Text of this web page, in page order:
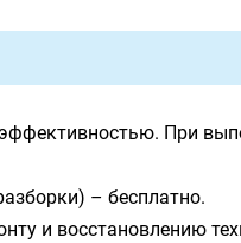
При
– бесплатно.
и восстановлению